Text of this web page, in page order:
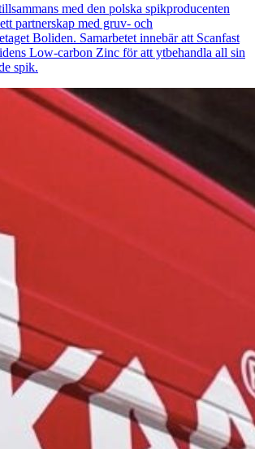
med den polska spikproducenten
partnerskap med gruv- och
Boliden. Samarbetet innebär att Scanfast
Low-carbon Zinc för att ytbehandla all sin
spik.